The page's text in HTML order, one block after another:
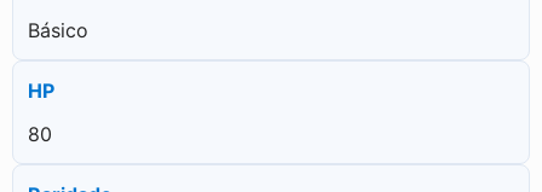
Básico
HP
80